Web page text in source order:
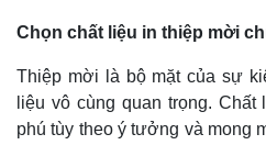
Chọn chất liệu in thiệp mời
Thiệp mời là bộ mặt của sự
liệu vô cùng quan trọng.
phú tùy theo ý tưởng và mong